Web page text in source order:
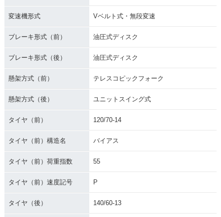
変速機形式 Vベルト式・無段変速
ブレーキ形式（前） 油圧式ディスク
ブレーキ形式（後） 油圧式ディスク
懸架方式（前） テレスコピックフォーク
懸架方式（後） ユニットスイング式
タイヤ（前） 120/70-14
タイヤ（前）構造名 バイアス
タイヤ（前）荷重指数 55
タイヤ（前）速度記号 P
タイヤ（後） 140/60-13